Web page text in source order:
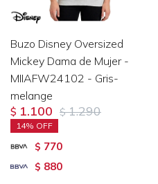
Buzo Disney Oversized
Mickey Dama de Mujer -
MIIAFW24102 - Gris-
melange
$ 1.100 $ 1.290
14
$ 770
$ 880